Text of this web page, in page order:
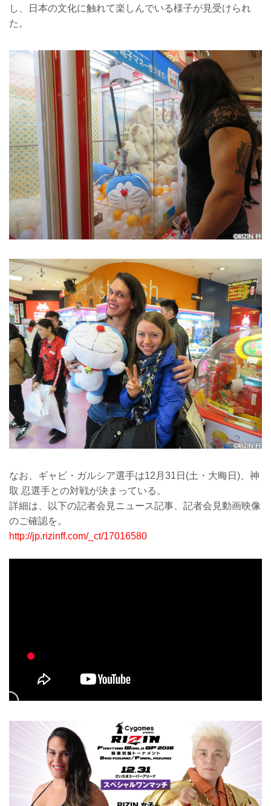
し、日本の文化に触れて楽しんでいる様子が見受けられ
た。
なお、ギャビ・ガルシア選手は12月31日(土・大晦日)、神
取 忍選手との対戦が決まっている。
詳細は、以下の記者会見ニュース記事、記者会見動画映像
のご確認を。
http://jp.rizinff.com/_ct/17016580